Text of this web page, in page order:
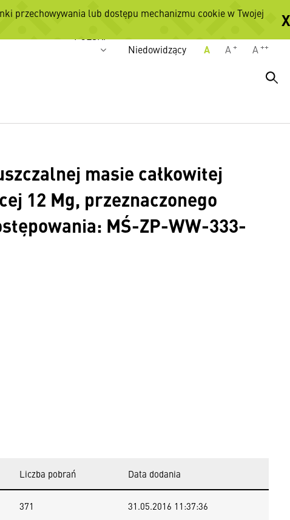
Wersje językowe
Niedowidzący
A A + A ++
masie całkowitej
12 Mg, przeznaczonego
MŚ-ZP-WW-333-
Liczba pobrań Data dodania
371 31.05.2016 11:37:36
przechowywania lub dostępu mechanizmu cookie w Twojej
X